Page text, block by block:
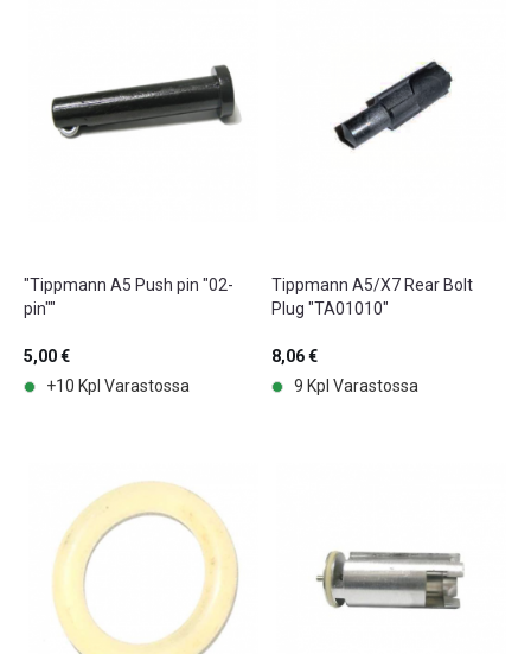
"Tippmann A5 Push pin "02-
pin""
5,00 €
+10 Kpl Varastossa
Tippmann A5/X7 Rear Bolt
Plug "TA01010"
8,06 €
9 Kpl Varastossa